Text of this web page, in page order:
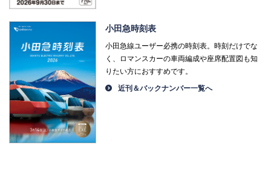
小田急時刻表
小田急線ユーザー必携の時刻表。時刻だけでな
く、ロマンスカーの車両編成や座席配置図も知
りたい方におすすめです。
近刊＆バックナンバー一覧へ